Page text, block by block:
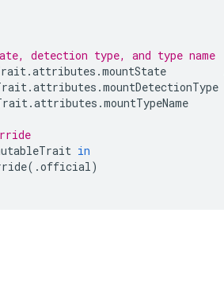
detection type, and type name
.attributes .mountState
.attributes .mountDetectionType
.attributes .mountTypeName
in
(.official)